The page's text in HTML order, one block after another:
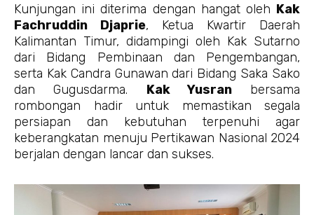
Kunjungan ini diterima dengan hangat oleh Kak
Fachruddin Djaprie, Ketua Kwartir Daerah
Kalimantan Timur, didampingi oleh Kak Sutarno
dari Bidang Pembinaan dan Pengembangan,
serta Kak Candra Gunawan dari Bidang Saka Sako
dan Gugusdarma. Kak Yusranbersama
rombongan hadir untuk memastikan segala
persiapan dan kebutuhan terpenuhi agar
keberangkatan menuju Pertikawan Nasional 2024
berjalan dengan lancar dan sukses.